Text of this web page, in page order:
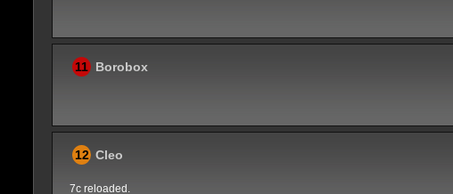
11 Borobox
12 Cleo
7c reloaded.